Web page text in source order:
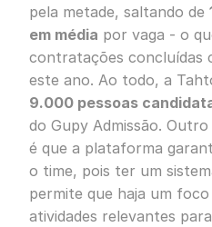
pela metade, saltando de
em média por vaga - o
contratações concluídas
este ano. Ao todo, a
9.000 pessoas
do Gupy Admissão.
é que a plataforma
o time, pois ter um
permite que haja um
atividades relevantes